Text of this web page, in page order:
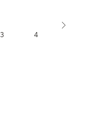
3 4